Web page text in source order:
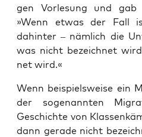
gen Vor­le­sung und
»Wenn etwas der Fall
dahin­ter – näm­lich die
was nicht bezeich­net
net wird.«
Wenn bei­spiels­wei­se ein
der soge­nann­ten
Geschich­te von
dann gera­de nicht